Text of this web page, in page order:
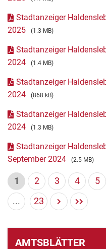
Stadtanzeiger
2025
(1.3 MB)
Stadtanzeiger
2024
(1.4 MB)
Stadtanzeiger
2024
(868 kB)
Stadtanzeiger
2024
(1.3 MB)
Stadtanzeiger
September 2024
(2.5 MB)
1 2 3 4 5
...
23
AMTSBLÄTTER